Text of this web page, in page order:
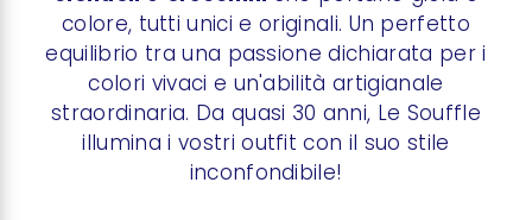
colore, tutti unici e originali. Un perfetto
equilibrio tra una passione dichiarata per i
colori vivaci e un'abilità artigianale
straordinaria. Da quasi 30 anni, Le Souffle
illumina i vostri outfit con il suo stile
inconfondibile!